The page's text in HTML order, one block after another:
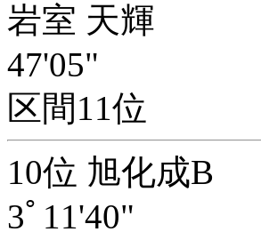
岩室 天輝
47'05"
区間11位
10位 旭化成B
3ﾟ11'40"